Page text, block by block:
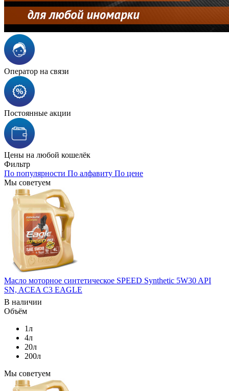
Оператор на связи
Постоянные акции
Цены на любой кошелёк
Фильтр
По популярности По алфавиту По цене
Мы советуем
Масло моторное синтетическое SPEED Synthetic 5W30 API
SN, ACEA C3 EAGLE
В наличии
Объём
1л
4л
20л
200л
Мы советуем